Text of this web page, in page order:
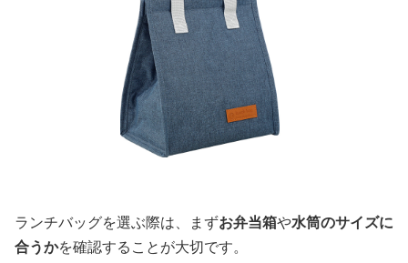
ランチバッグを選ぶ際は、まずお弁当箱や水筒のサイズに
合うかを確認することが大切です。